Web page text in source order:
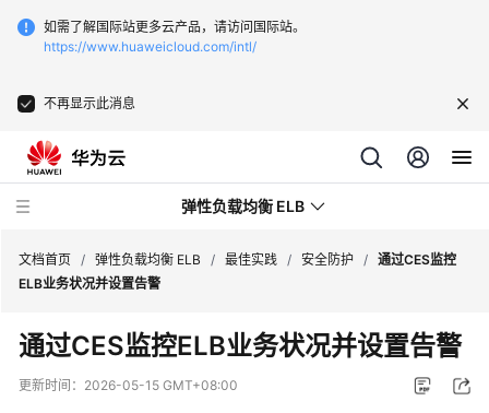
如需了解国际站更多云产品，请访问国际站。
https://www.huaweicloud.com/intl/
不再显示此消息
弹性负载均衡 ELB
最
新
动
文档首页 / 弹性负载均衡 ELB / 最佳实践 / 安全防护 / 通过CES监控
ELB业务状况并设置告警
通过CES监控ELB业务状况并设置告警
更新时间： 2026-05-15 GMT+08:00